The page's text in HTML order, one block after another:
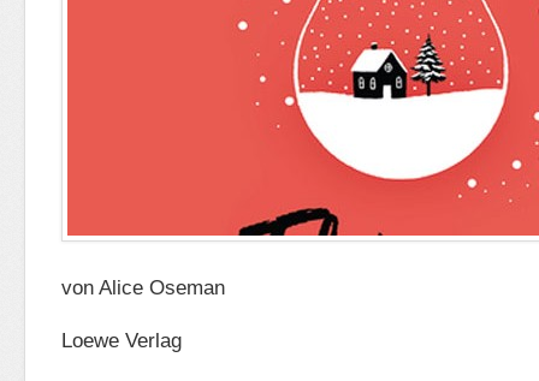
von Alice Oseman
Loewe Verlag